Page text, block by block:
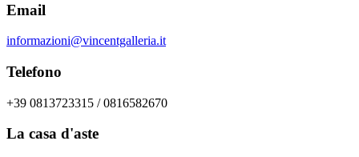
Email
informazioni@vincentgalleria.it
Telefono
+39 0813723315 / 0816582670
La casa d'aste